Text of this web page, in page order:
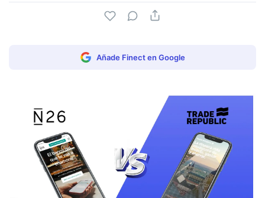
Añade Finect en Google